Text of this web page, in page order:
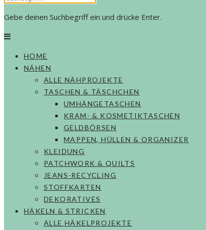
Gebe deinen Suchbegriff ein und drücke Enter.
HOME
NÄHEN
ALLE NÄHPROJEKTE
TASCHEN & TÄSCHCHEN
UMHÄNGETASCHEN
KRAM- & KOSMETIKTASCHEN
GELDBÖRSEN
MAPPEN, HÜLLEN & ORGANIZER
KLEIDUNG
PATCHWORK & QUILTS
JEANS-RECYCLING
STOFFKARTEN
DEKORATIVES
HÄKELN & STRICKEN
ALLE HÄKELPROJEKTE